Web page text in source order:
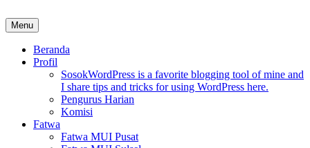
to
content
MUI Sulawesi Selatan
Khadimul Ummah wa Shadiqul Hukuuma
Menu
Beranda
Profil
SosokWordPress is a favorite blogging tool of mine and
I share tips and tricks for using WordPress here.
Pengurus Harian
Komisi
Fatwa
Fatwa MUI Pusat